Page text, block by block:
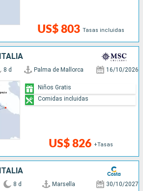
US$ 803 Tasas incluidas
8 d Palma de Mallorca 16/10/2026
US$ 826 +Tasas
Niños Gratis
Comidas incluidas
8 d Marsella 30/10/2027